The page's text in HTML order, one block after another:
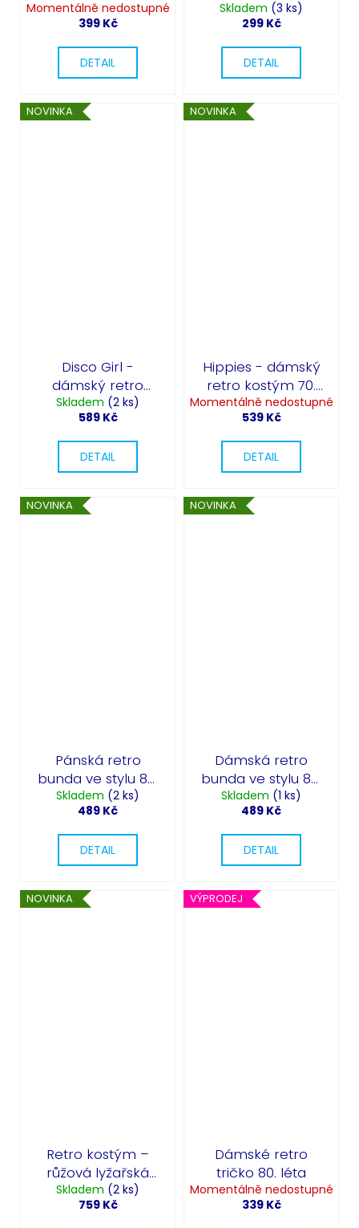
léta
Momentálně nedostupné
399 Kč
DETAIL
retro kostým
Skladem (3 ks)
299 Kč
DETAIL
NOVINKA
Disco Girl -
dámský retro
kostým
Skladem (2 ks)
589 Kč
DETAIL
NOVINKA
Hippies - dámský
retro kostým 70.
léta
Momentálně nedostupné
539 Kč
DETAIL
NOVINKA
Pánská retro
bunda ve stylu 80.
let
Skladem (2 ks)
489 Kč
DETAIL
NOVINKA
Dámská retro
bunda ve stylu 80.
let
Skladem (1 ks)
489 Kč
DETAIL
NOVINKA
Retro kostým –
růžová lyžařská
kombinéza z 80.
let
Skladem (2 ks)
759 Kč
VÝPRODEJ
Dámské retro
tričko 80. léta
Momentálně nedostupné
339 Kč